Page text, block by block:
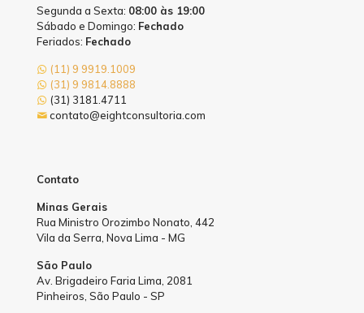
Segunda a Sexta: 08:00 às 19:00
Sábado e Domingo: Fechado
Feriados: Fechado
(11) 9 9919.1009
(31) 9 9814.8888
(31) 3181.4711
contato@eightconsultoria.com
Contato
Minas Gerais
Rua Ministro Orozimbo Nonato, 442
Vila da Serra, Nova Lima - MG
São Paulo
Av. Brigadeiro Faria Lima, 2081
Pinheiros, São Paulo - SP